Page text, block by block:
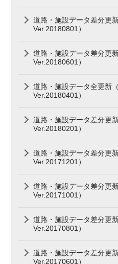
道路・施設データ差分更
Ver.20180801）
道路・施設データ差分更
Ver.20180601）
道路・施設データ全更新
Ver.20180401）
道路・施設データ差分更
Ver.20180201）
道路・施設データ差分更
Ver.20171201）
道路・施設データ差分更
Ver.20171001）
道路・施設データ差分更
Ver.20170801）
道路・施設データ差分更
Ver.20170601）